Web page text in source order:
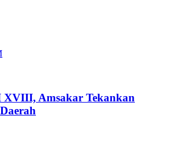
XVIII, Amsakar Tekankan